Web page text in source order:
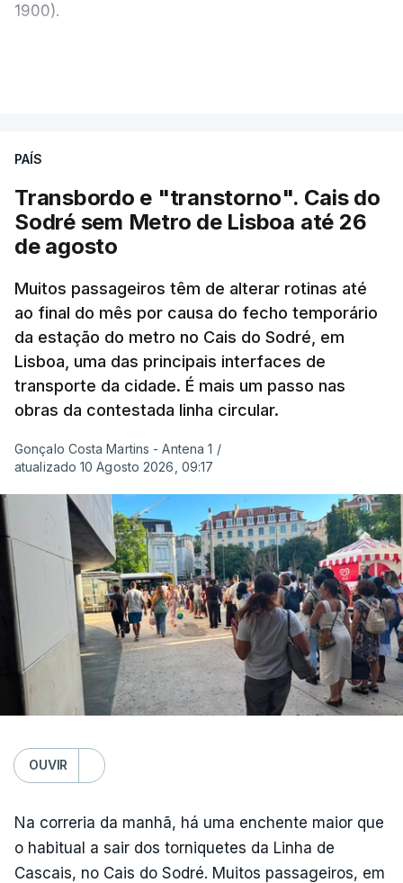
1900).
excecional de calor extremo neste verão.
Embora estas tenham sido menos intensas do que
as ondas de calor de junho, a sequência geral de
ondas de calor desde maio permanece excecional
para a região.
São os dados do mais recente relatório do
Copernicus, o sistema de Observação da Terra
do programa espacial da União Europeia.
no Centro Europeu de Previsões Meteorológicas de
terceiro mês consecutivo de calor excecional na
Europa Ocidental, elevando a temperatura
combinada de junho e julho a um novo recorde
para a região”.
PAÍS
Transbordo e "transtorno". Cais do
Sodré sem Metro de Lisboa até 26
de agosto
Muitos passageiros têm de alterar rotinas até
ao final do mês por causa do fecho temporário
da estação do metro no Cais do Sodré, em
Lisboa, uma das principais interfaces de
transporte da cidade. É mais um passo nas
obras da contestada linha circular.
Gonçalo Costa Martins - Antena 1 /
atualizado 10 Agosto 2026, 09:17
OUVIR
Na correria da manhã, há uma enchente maior que
o habitual a sair dos torniquetes da Linha de
Cascais, no Cais do Sodré. Muitos passageiros, em